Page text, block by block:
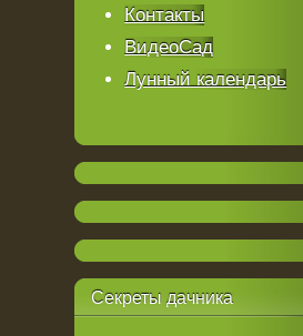
Контакты
ВидеоСад
Лунный календарь
Секреты дачника